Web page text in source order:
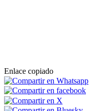
Enlace copiado